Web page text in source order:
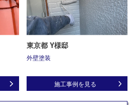
東京都 Y様邸
外壁塗装
施工事例を見る